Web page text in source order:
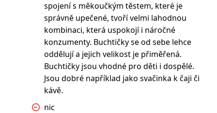
spojení s měkoučkým těstem, které je
správně upečené, tvoří velmi lahodnou
kombinaci, která uspokojí i náročné
konzumenty. Buchtičky se od sebe lehce
oddělují a jejich velikost je přiměřená.
Buchtičky jsou vhodné pro děti i dospělé.
Jsou dobré například jako svačinka k čaji či
kávě.
nic